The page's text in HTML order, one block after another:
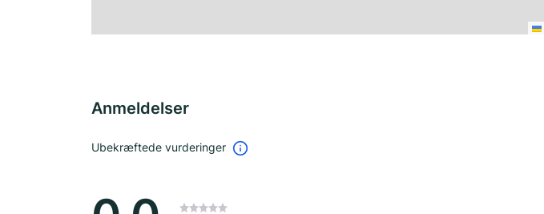
Anmeldelser
Ubekræftede vurderinger